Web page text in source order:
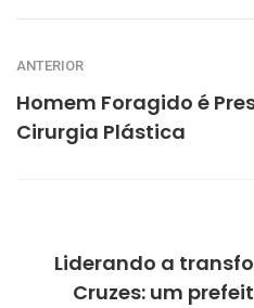
ANTERIOR
Homem Foragido é
Cirurgia Plástica
Liderando a
Cruzes: um